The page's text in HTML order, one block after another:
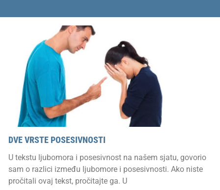
DVE VRSTE POSESIVNOSTI
U tekstu ljubomora i posesivnost na našem sjatu, govorio
sam o razlici između ljubomore i posesivnosti. Ako niste
pročitali ovaj tekst, pročitajte ga. U